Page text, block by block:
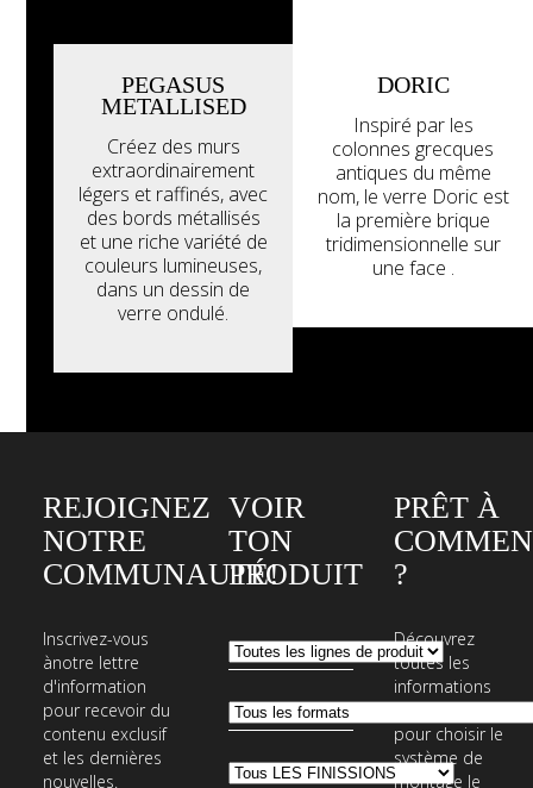
PEGASUS
METALLISED
Créez des murs
extraordinairement
légers et raffinés, avec
des bords métallisés
et une riche variété de
couleurs lumineuses,
dans un dessin de
verre ondulé.
DORIC
Inspiré par les
colonnes grecques
antiques du même
nom, le verre Doric est
la première brique
tridimensionnelle sur
une face .
REJOIGNEZ
NOTRE
COMMUNAUTÉ!
Inscrivez-vous
ànotre lettre
d'information
pour recevoir du
contenu exclusif
et les dernières
nouvelles.
VOIR
TON
PRODUIT
PRÊT À
?
Découvrez
toutes les
informations
nécessaires
pour choisir le
système de
montage le